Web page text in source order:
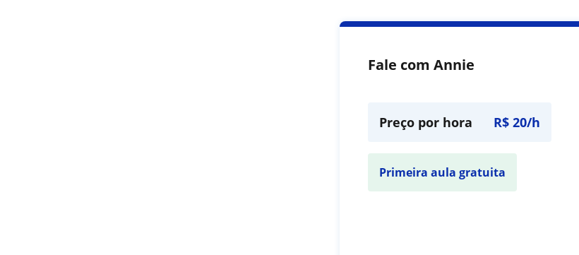
Fale com Annie
Preço por hora R$ 20/h
Primeira aula gratuita